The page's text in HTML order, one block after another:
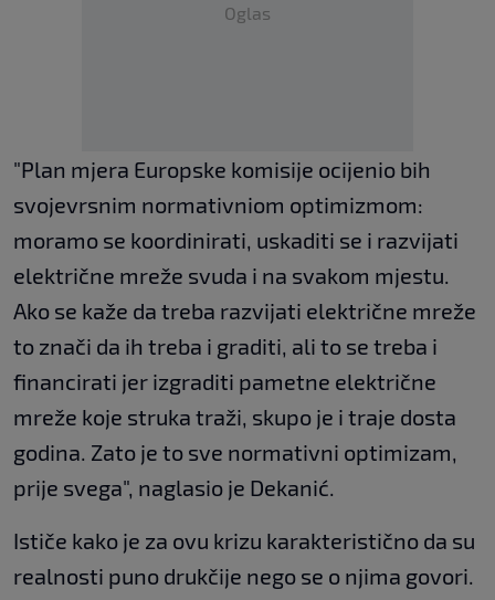
Oglas
"Plan mjera Europske komisije ocijenio bih
svojevrsnim normativniom optimizmom:
moramo se koordinirati, uskaditi se i razvijati
električne mreže svuda i na svakom mjestu.
Ako se kaže da treba razvijati električne mreže
to znači da ih treba i graditi, ali to se treba i
financirati jer izgraditi pametne električne
mreže koje struka traži, skupo je i traje dosta
godina. Zato je to sve normativni optimizam,
prije svega", naglasio je Dekanić.
Ističe kako je za ovu krizu karakteristično da su
realnosti puno drukčije nego se o njima govori.